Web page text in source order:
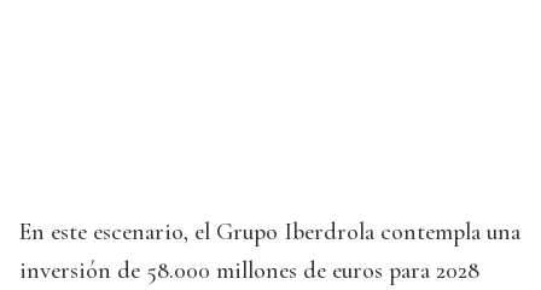
En este escenario, el Grupo Iberdrola contempla una
inversión de 58.000 millones de euros para 2028